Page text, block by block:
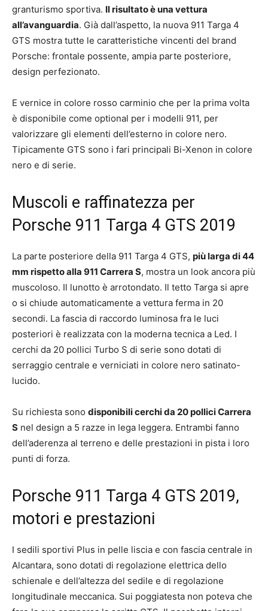
granturismo sportiva. Il risultato è una vettura
all’avanguardia. Già dall’aspetto, la nuova 911 Targa 4
GTS mostra tutte le caratteristiche vincenti del brand
Porsche: frontale possente, ampia parte posteriore,
design perfezionato.
E vernice in colore rosso carminio che per la prima volta
è disponibile come optional per i modelli 911, per
valorizzare gli elementi dell’esterno in colore nero.
Tipicamente GTS sono i fari principali Bi-Xenon in colore
nero e di serie.
Muscoli e raffinatezza per
Porsche 911 Targa 4 GTS 2019
La parte posteriore della 911 Targa 4 GTS, più larga di 44
mm rispetto alla 911 Carrera S, mostra un look ancora più
muscoloso. Il lunotto è arrotondato. Il tetto Targa si apre
o si chiude automaticamente a vettura ferma in 20
secondi. La fascia di raccordo luminosa fra le luci
posteriori è realizzata con la moderna tecnica a Led. I
cerchi da 20 pollici Turbo S di serie sono dotati di
serraggio centrale e verniciati in colore nero satinato-
lucido.
Su richiesta sono disponibili cerchi da 20 pollici Carrera
S nel design a 5 razze in lega leggera. Entrambi fanno
dell’aderenza al terreno e delle prestazioni in pista i loro
punti di forza.
Porsche 911 Targa 4 GTS 2019,
motori e prestazioni
I sedili sportivi Plus in pelle liscia e con fascia centrale in
Alcantara, sono dotati di regolazione elettrica dello
schienale e dell’altezza del sedile e di regolazione
longitudinale meccanica. Sui poggiatesta non poteva che